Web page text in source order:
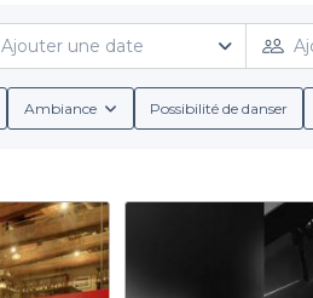
Ajouter une date
Ambiance Possibilité de danser